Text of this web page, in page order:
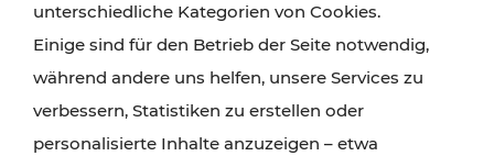
unterschiedliche Kategorien von Cookies.
Einige sind für den Betrieb der Seite notwendig,
während andere uns helfen, unsere Services zu
verbessern, Statistiken zu erstellen oder
personalisierte Inhalte anzuzeigen – etwa